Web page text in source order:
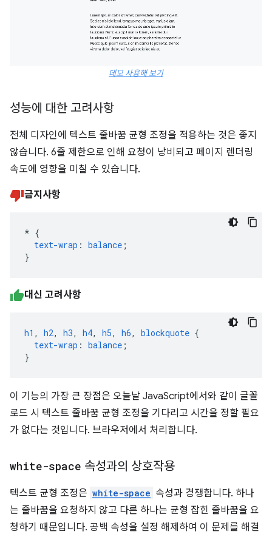
데모 사용해 보기
성능에 대한 고려사항
전체 디자인에 텍스트 줄바꿈 균형 조정을 적용하는 것은 좋지
않습니다. 6줄 제한으로 인해 요청이 낭비되고 페이지 렌더링
속도에 영향을 미칠 수 있습니다.
금지사항
* {
text-wrap : balance ;
}
대신 고려사항
h1 , h2, h3, h4, h5, h6, blockquote {
text-wrap : balance ;
}
이 기능의 가장 큰 장점은 오늘날 JavaScript에서와 같이 글꼴
로드 시 텍스트 줄바꿈 균형 조정을 기다리고 시간을 정할 필요
가 없다는 것입니다. 브라우저에서 처리합니다.
white-space 속성과의 상호작용
텍스트 균형 조정은 white-space 속성과 경쟁합니다. 하나
는 줄바꿈을 요청하지 않고 다른 하나는 균형 잡힌 줄바꿈을 요
청하기 때문입니다. 공백 속성을 설정 해제하여 이 문제를 해결